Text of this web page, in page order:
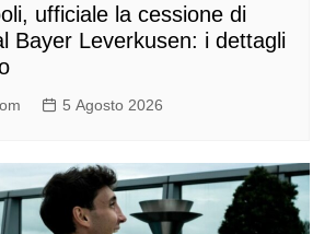
ufficiale la cessione di
Bayer Leverkusen: i dettagli
5 Agosto 2026